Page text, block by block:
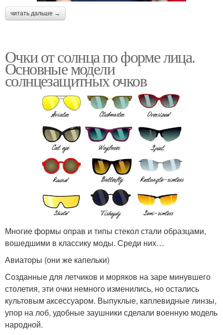
читать дальше →
Очки от солнца по форме лица.
Основные модели
солнцезащитных очков
Многие формы оправ и типы стекол стали образцами,
вошедшими в классику моды. Среди них…
Авиаторы (они же капельки)
Созданные для летчиков и моряков на заре минувшего
столетия, эти очки немного изменились, но остались
культовым аксессуаром. Выпуклые, каплевидные линзы,
упор на лоб, удобные заушники сделали военную модель
народной.